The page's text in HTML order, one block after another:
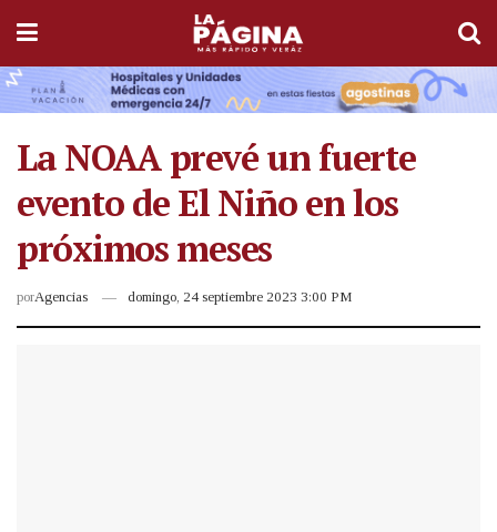
La NOAA prevé un fuerte
evento de El Niño en los
próximos meses
porAgencias domingo, 24 septiembre 2023 3:00 PM